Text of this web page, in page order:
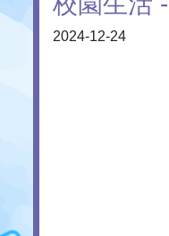
2024-12-24